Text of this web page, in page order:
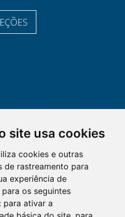
site usa cookies
cookies e outras
de rastreamento para
experiência de
os seguintes
para ativar a